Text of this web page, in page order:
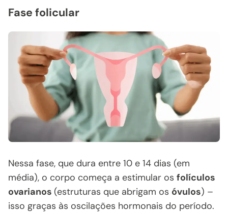
Fase folicular
Nessa fase, que dura entre 10 e 14 dias (em
média), o corpo começa a estimular os folículos
ovarianos (estruturas que abrigam os óvulos) –
isso graças às oscilações hormonais do período.